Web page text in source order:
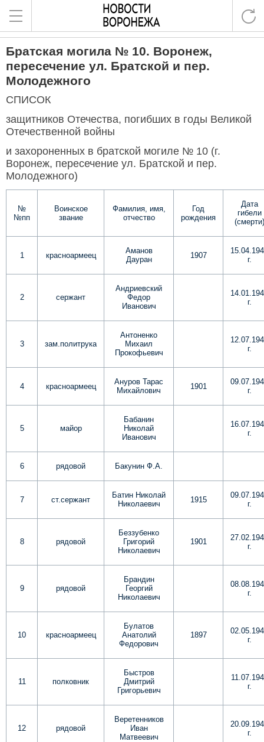
Братская могила № 10. Воронеж,
пересечение ул. Братской и пер.
Молодежного
СПИСОК
защитников Отечества, погибших в годы Великой
Отечественной войны
и захороненных в братской могиле № 10 (г.
Воронеж, пересечение ул. Братской и пер.
Молодежного)
№
№пп
Воинское
звание
Фамилия, имя,
отчество
Год
рождения
Дата
гибели
(смерти)
1 красноармеец
Аманов
Дауран
1907
г.
2 сержант
Андриевский
Федор
Иванович
г.
3 зам.политрука
Антоненко
Михаил
Прокофьевич
г.
4 красноармеец
Ануров Тарас
Михайлович
1901
г.
5 майор
Бабанин
Николай
Иванович
г.
6 рядовой Бакунин Ф.А.
7 ст.сержант
Батин Николай
Николаевич
1915
г.
8 рядовой
Беззубенко
Григорий
Николаевич
1901
г.
9 рядовой
Брандин
Георгий
Николаевич
г.
10 красноармеец
Булатов
Анатолий
Федорович
1897
г.
11 полковник
Быстров
Дмитрий
Григорьевич
г.
12 рядовой
Веретенников
Иван
Матвеевич
г.